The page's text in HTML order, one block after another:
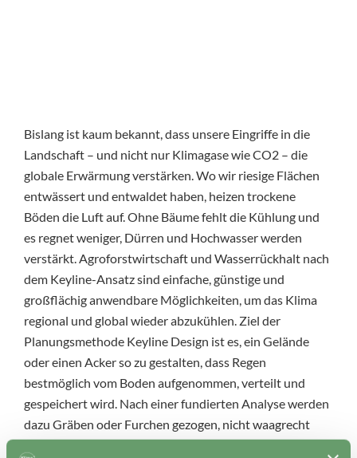
Bislang ist kaum bekannt, dass unsere Eingriffe in die
Landschaft – und nicht nur Klimagase wie CO2 – die
globale Erwärmung verstärken. Wo wir riesige Flächen
entwässert und entwaldet haben, heizen trockene
Böden die Luft auf. Ohne Bäume fehlt die Kühlung und
es regnet weniger, Dürren und Hochwasser werden
verstärkt. Agroforstwirtschaft und Wasserrückhalt nach
dem Keyline-Ansatz sind einfache, günstige und
großflächig anwendbare Möglichkeiten, um das Klima
regional und global wieder abzukühlen. Ziel der
Planungsmethode Keyline Design ist es, ein Gelände
oder einen Acker so zu gestalten, dass Regen
bestmöglich vom Boden aufgenommen, verteilt und
gespeichert wird. Nach einer fundierten Analyse werden
dazu Gräben oder Furchen gezogen, nicht waagrecht
zum Hang, sondern mit bewusst gewähltem Gefälle.